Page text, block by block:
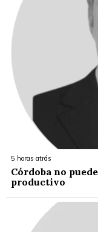
5 horas atrás
Córdoba no
productivo